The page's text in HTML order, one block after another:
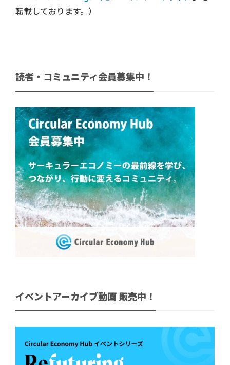
転載しております。）
読者・コミュニティ会員募集中！
イベントアーカイブ動画 販売中！